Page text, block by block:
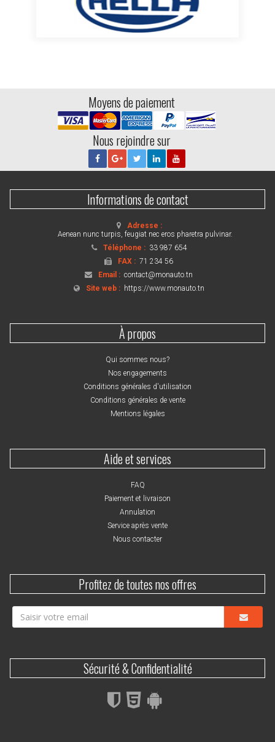
Moyens de paiement
Nous rejoindre sur
Informations de contact
Adresse :
Aenean nunc turpis, feugiat nec eros pharetra pulvinar.
Téléphone : 33 987 654
FAX :71 234 56
Email :contact@monauto.tn
Site web : https://www.monauto.tn
À propos
Qui sommes nous?
Nos engagements
Conditions générales d'utilisation
Conditions générales de vente
Mentions légales
Aide et services
FAQ
Paiement et livraison
Annulation
Service après vente
Nous contacter
Profitez de toutes nos offres
Sécurité & Confidentialité